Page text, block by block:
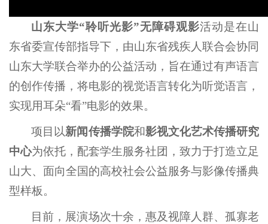
山东大学“聆听光影”无障碍观影活动是在山
东省委宣传部指导下，由山东省残疾人联合会协同
山东大学联合举办的公益活动，旨在通过有声语言
的创作传播，将电影的视觉语言转化为听觉语言，
实现用耳朵“看”电影的效果。
项目以新闻传播学院和影视文化艺术传播研究
中心为依托，配套学生服务社团，致力于打造立足
山大、面向全国的高校社会公益服务与影像传播典
型样板。
目前，展演场次十余，惠及视障人群、孤寡老